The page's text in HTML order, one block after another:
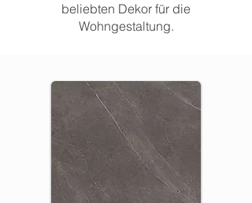
beliebten Dekor für die
Wohngestaltung.